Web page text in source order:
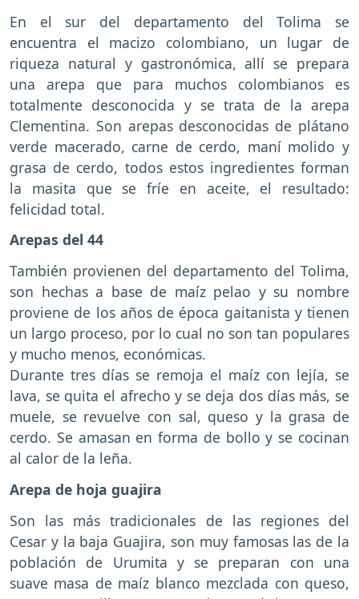
En el sur del departamento del Tolima se
encuentra el macizo colombiano, un lugar de
riqueza natural y gastronómica, allí se prepara
una arepa que para muchos colombianos es
totalmente desconocida y se trata de la arepa
Clementina. Son arepas desconocidas de plátano
verde macerado, carne de cerdo, maní molido y
grasa de cerdo, todos estos ingredientes forman
la masita que se fríe en aceite, el resultado:
felicidad total.
Arepas del 44
También provienen del departamento del Tolima,
son hechas a base de maíz pelao y su nombre
proviene de los años de época gaitanista y tienen
un largo proceso, por lo cual no son tan populares
y mucho menos, económicas.
Durante tres días se remoja el maíz con lejía, se
lava, se quita el afrecho y se deja dos días más, se
muele, se revuelve con sal, queso y la grasa de
cerdo. Se amasan en forma de bollo y se cocinan
al calor de la leña.
Arepa de hoja guajira
Son las más tradicionales de las regiones del
Cesar y la baja Guajira, son muy famosas las de la
población de Urumita y se preparan con una
suave masa de maíz blanco mezclada con queso,